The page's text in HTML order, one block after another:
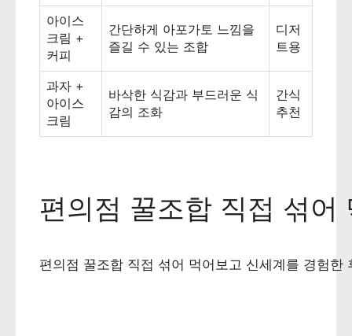
아이스
크림 +
커피
간단하게 아포가토 느낌을
즐길 수 있는 조합
디저
트용
과자 +
아이스
크림
바삭한 식감과 부드러운 식
감의 조화
간식
추천
편의점 꿀조합 직접 섞
편의점 꿀조합 직접 섞어 먹어보고 신세계를 경험